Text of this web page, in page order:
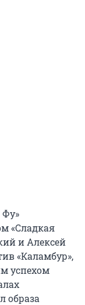
Фу»
«Сладкая
и Алексей
«Каламбур»,
успехом
образа